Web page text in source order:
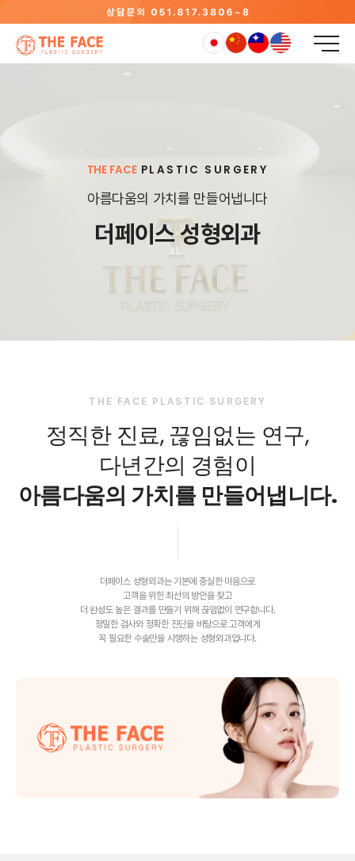
THE FACEPLASTIC SURGERY
아름다움의 가치를 만들어냅니다
더페이스 성형외과
THE FACE PLASTIC SURGERY
정직한 진료, 끊임없는 연구,
다년간의 경험이
아름다움의 가치를 만들어냅니다.
더페이스 성형외과는 기본에 충실한 마음으로
고객을 위한 최선의 방안을 찾고
더 완성도 높은 결과를 만들기 위해 끊임없이 연구합니다.
정밀한 검사와 정확한 진단을 바탕으로 고객에게
꼭 필요한 수술만을 시행하는 성형외과입니다.